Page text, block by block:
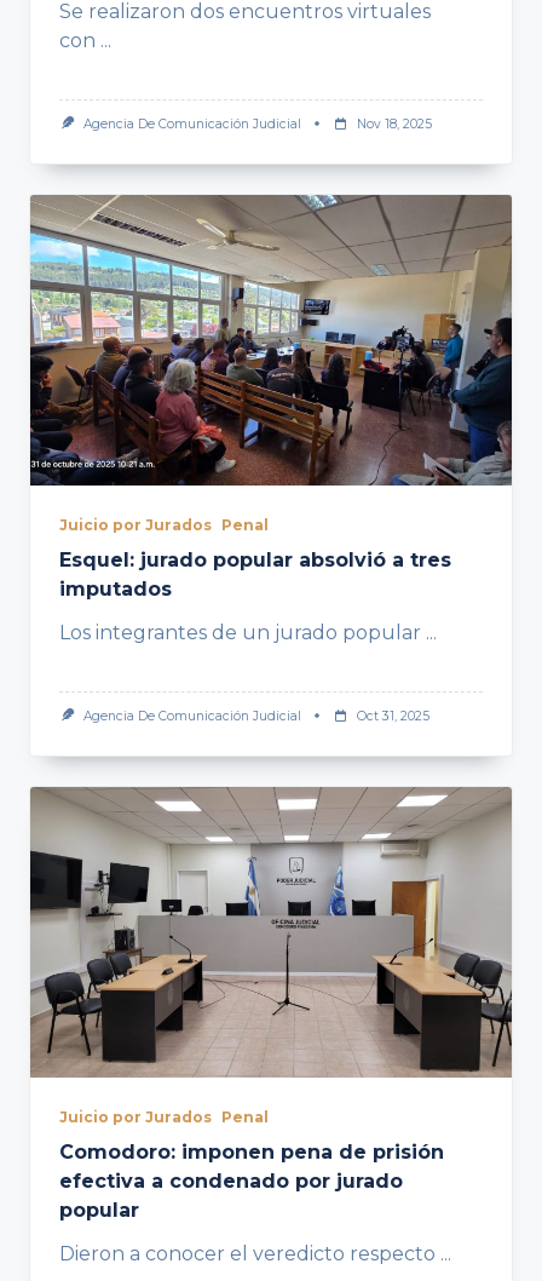
Se realizaron dos encuentros virtuales
con ...
Agencia De Comunicación Judicial Nov 18, 2025
Juicio por Jurados Penal
Esquel: jurado popular absolvió a tres
imputados
Los integrantes de un jurado popular ...
Agencia De Comunicación Judicial Oct 31, 2025
Juicio por Jurados Penal
Comodoro: imponen pena de prisión
efectiva a condenado por jurado
popular
Dieron a conocer el veredicto respecto ...